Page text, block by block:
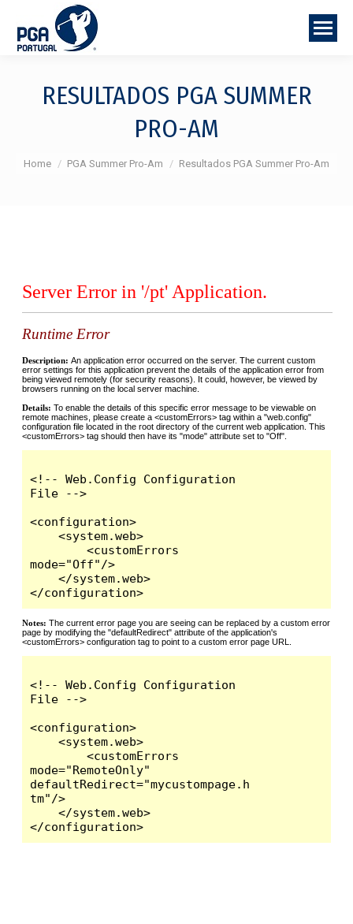
RESULTADOS PGA SUMMER
PRO-AM
Home PGA Summer Pro-Am Resultados PGA Summer Pro-Am